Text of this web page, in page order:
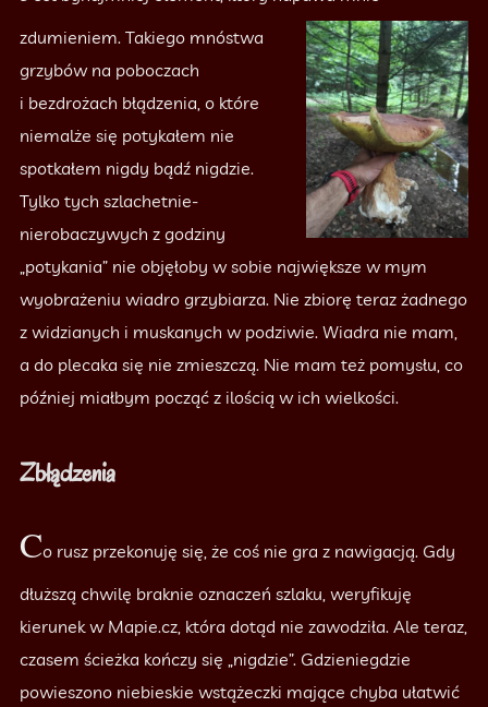
zdumieniem. Takiego mnóstwa
grzybów na poboczach
i bezdrożach błądzenia, o które
niemalże się potykałem nie
spotkałem nigdy bądź nigdzie.
Tylko tych szlachetnie-
nierobaczywych z godziny
„potykania” nie objęłoby w sobie największe w mym
wyobrażeniu wiadro grzybiarza. Nie zbiorę teraz żadnego
z widzianych i muskanych w podziwie. Wiadra nie mam,
a do plecaka się nie zmieszczą. Nie mam też pomysłu, co
później miałbym począć z ilością w ich wielkości.
Zbłądzenia
Co rusz przekonuję się, że coś nie gra z nawigacją. Gdy
dłuższą chwilę braknie oznaczeń szlaku, weryfikuję
kierunek w Mapie.cz, która dotąd nie zawodziła. Ale teraz,
czasem ścieżka kończy się „nigdzie”. Gdzieniegdzie
powieszono niebieskie wstążeczki mające chyba ułatwić